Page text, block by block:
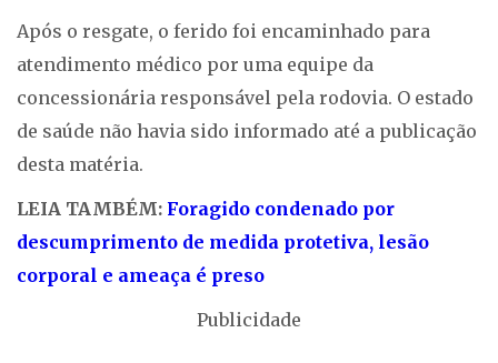
Após o resgate, o ferido foi encaminhado para
atendimento médico por uma equipe da
concessionária responsável pela rodovia. O estado
de saúde não havia sido informado até a publicação
desta matéria.
LEIA TAMBÉM: Foragido condenado por
descumprimento de medida protetiva, lesão
corporal e ameaça é preso
Publicidade